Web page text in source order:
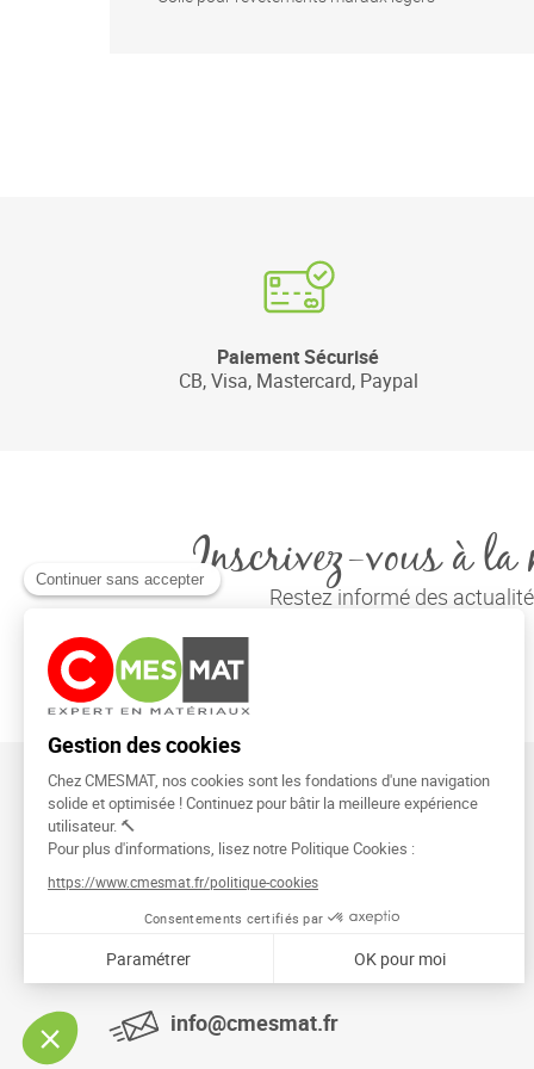
Paiement Sécurisé
CB, Visa, Mastercard, Paypal
Inscrivez-vous à la
Restez informé des
CMESMAT
91026 EVRY COURCOURONNES
info@cmesmat.fr